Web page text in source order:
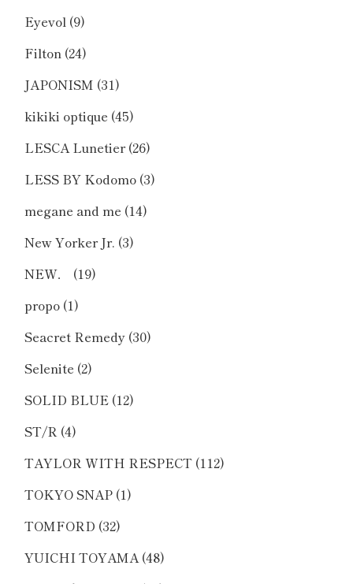
Eyevol (9)
Filton (24)
JAPONISM (31)
kikiki optique (45)
LESCA Lunetier(26)
LESS BY Kodomo (3)
megane and me (14)
New Yorker Jr. (3)
NEW．
(19)
propo (1)
Seacret Remedy (30)
Selenite (2)
SOLID BLUE (12)
ST/R (4)
TAYLOR WITH RESPECT (112)
TOKYO SNAP (1)
TOMFORD (32)
YUICHI TOYAMA (48)